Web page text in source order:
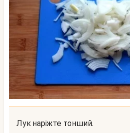
Лук наріжте тонший.